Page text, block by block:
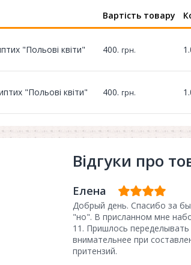
Вартість товару
"Польові квіти" 400. грн.
"Польові квіти" 400. грн.
Відгуки про
Елена
Добрый день. Спасибо за
"но". В присланном мне
11. Пришлось
внимательнее при
притензий.